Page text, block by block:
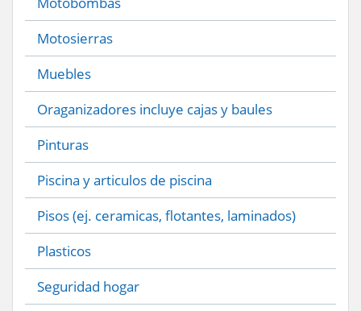
Motosierras
Muebles
Oraganizadores incluye cajas y baules
Pinturas
Piscina y articulos de piscina
Pisos (ej. ceramicas, flotantes, laminados)
Plasticos
Seguridad hogar